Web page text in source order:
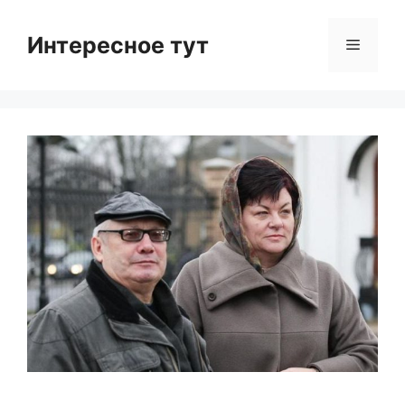
contentИнтересное тут Menu